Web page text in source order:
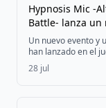
pilotos y una
tableros shikishi
Hypnosis Mic -
Battle- lanza un
サラ・ヌルデの
身の毛もよだつ
Un nuevo evento y
han lanzado en el
Mic -Alternative
desde el 28 de julio
28 jul